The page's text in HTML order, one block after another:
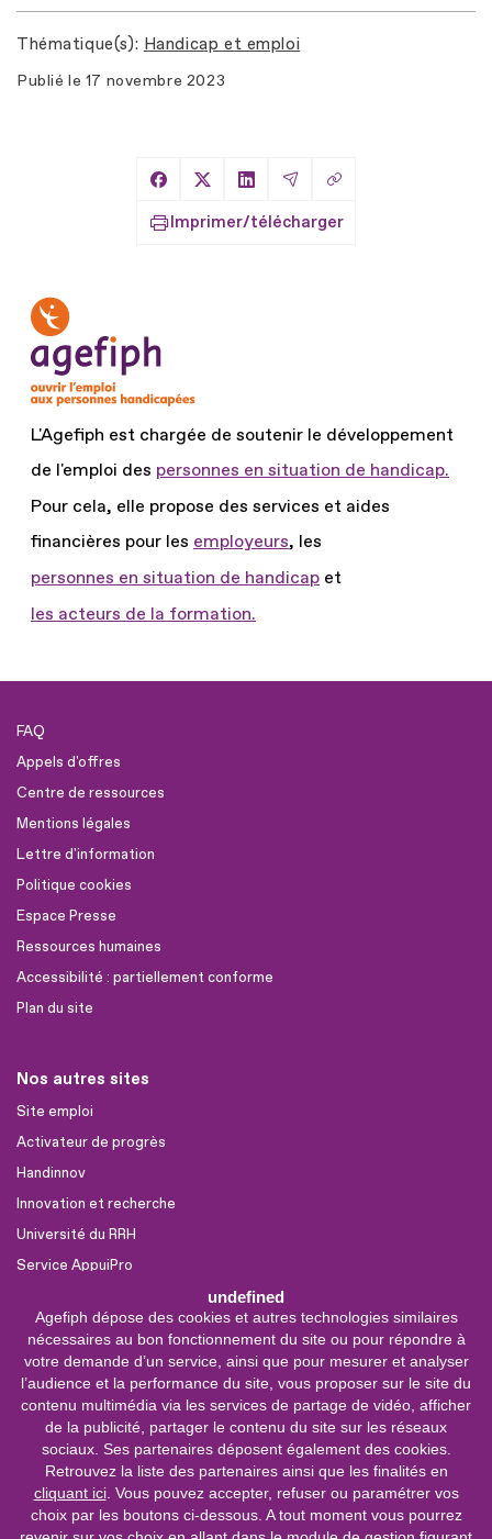
undefined
Agefiph dépose des cookies et autres technologies similaires
nécessaires au bon fonctionnement du site ou pour répondre à
votre demande d’un service, ainsi que pour mesurer et analyser
l’audience et la performance du site, vous proposer sur le site du
contenu multimédia via les services de partage de vidéo, afficher
de la publicité, partager le contenu du site sur les réseaux
sociaux. Ses partenaires déposent également des cookies.
Retrouvez la liste des partenaires ainsi que les finalités en
cliquant ici. Vous pouvez accepter, refuser ou paramétrer vos
choix par les boutons ci-dessous. A tout moment vous pourrez
Thématique(s) Handicap et emploi
Publié le 17 novembre 2023
Partager sur Facebook
Partager sur X
Partager sur LinkedIn
Partager par Email
Copier le lien
Imprimer/télécharger
L'Agefiph est chargée de soutenir le développement
de l'emploi des personnes en situation de handicap.
Pour cela, elle propose des services et aides
financières pour les employeurs, les
personnes en situation de handicap et
les acteurs de la formation.
FAQ
Appels d'offres
Centre de ressources
Mentions légales
Lettre d'information
Politique cookies
Espace Presse
Ressources humaines
Accessibilité : partiellement conforme
Plan du site
Nos autres sites
Site emploi
Activateur de progrès
Handinnov
Innovation et recherche
Université du RRH
Service AppuiPro
Nous suivre
Youtube
Linkedin
Facebook
0 800 11 10 09
Service &